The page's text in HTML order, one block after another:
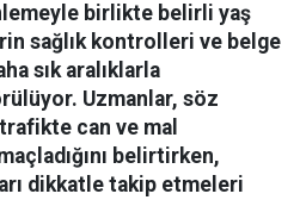
birlikte belirli yaş
sağlık kontrolleri ve belge
sık aralıklarla
Uzmanlar, söz
can ve mal
belirtirken,
dikkatle takip etmeleri